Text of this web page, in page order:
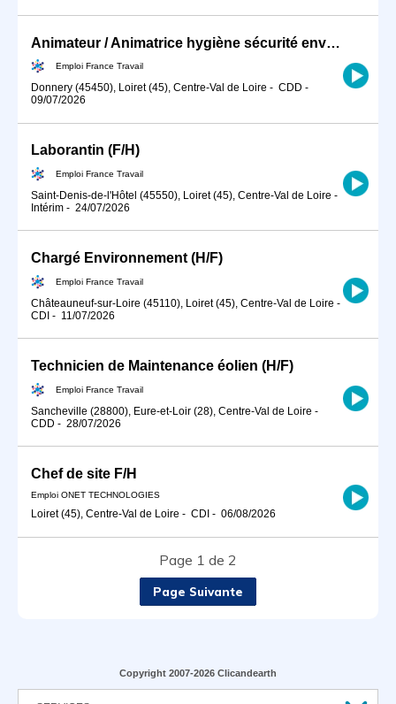
Animateur / Animatrice hygiène sécurité environnement (HSE) (H/F)
Emploi France Travail
Donnery (45450), Loiret (45), Centre-Val de Loire - CDD -
09/07/2026
Laborantin (F/H)
Emploi France Travail
Saint-Denis-de-l'Hôtel (45550), Loiret (45), Centre-Val de Loire -
Intérim - 24/07/2026
Chargé Environnement (H/F)
Emploi France Travail
Châteauneuf-sur-Loire (45110), Loiret (45), Centre-Val de Loire -
CDI - 11/07/2026
Technicien de Maintenance éolien (H/F)
Emploi France Travail
Sancheville (28800), Eure-et-Loir (28), Centre-Val de Loire -
CDD - 28/07/2026
Chef de site F/H
Emploi ONET TECHNOLOGIES
Loiret (45), Centre-Val de Loire - CDI - 06/08/2026
Page 1 de 2
Page Suivante
Copyright 2007-2026 Clicandearth